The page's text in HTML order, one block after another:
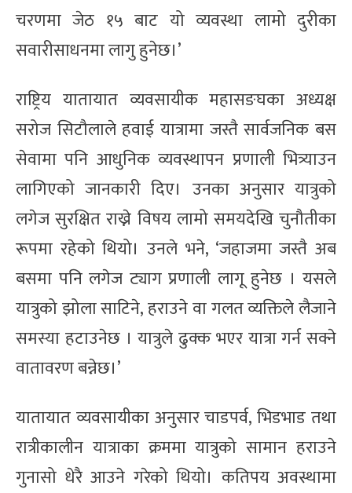
चरणमा जेठ १५ बाट यो व्यवस्था लामो दुरीका
सवारीसाधनमा लागु हुनेछ।’
राष्ट्रिय यातायात व्यवसायीक महासङघका अध्यक्ष
सरोज सिटौलाले हवाई यात्रामा जस्तै सार्वजनिक बस
सेवामा पनि आधुनिक व्यवस्थापन प्रणाली भित्र्याउन
लागिएको जानकारी दिए। उनका अनुसार यात्रुको
लगेज सुरक्षित राख्ने विषय लामो समयदेखि चुनौतीका
रूपमा रहेको थियो। उनले भने, ‘जहाजमा जस्तै अब
बसमा पनि लगेज ट्याग प्रणाली लागू हुनेछ । यसले
यात्रुको झोला साटिने, हराउने वा गलत व्यक्तिले लैजाने
समस्या हटाउनेछ । यात्रुले ढुक्क भएर यात्रा गर्न सक्ने
वातावरण बन्नेछ।’
यातायात व्यवसायीका अनुसार चाडपर्व, भिडभाड तथा
रात्रीकालीन यात्राका क्रममा यात्रुको सामान हराउने
गुनासो धेरै आउने गरेको थियो। कतिपय अवस्थामा